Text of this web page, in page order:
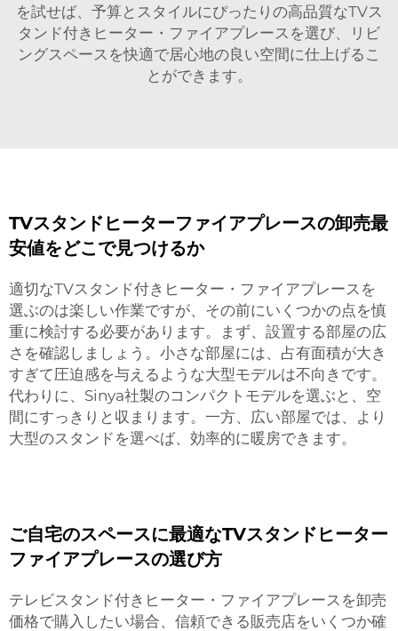
を試せば、予算とスタイルにぴったりの高品質なTVス
タンド付きヒーター・ファイアプレースを選び、リビ
ングスペースを快適で居心地の良い空間に仕上げるこ
とができます。
TVスタンドヒーターファイアプレースの卸売最
安値をどこで見つけるか
適切なTVスタンド付きヒーター・ファイアプレースを
選ぶのは楽しい作業ですが、その前にいくつかの点を慎
重に検討する必要があります。まず、設置する部屋の広
さを確認しましょう。小さな部屋には、占有面積が大き
すぎて圧迫感を与えるような大型モデルは不向きです。
代わりに、Sinya社製のコンパクトモデルを選ぶと、空
間にすっきりと収まります。一方、広い部屋では、より
大型のスタンドを選べば、効率的に暖房できます。
ご自宅のスペースに最適なTVスタンドヒーター
ファイアプレースの選び方
テレビスタンド付きヒーター・ファイアプレースを卸売
価格で購入したい場合、信頼できる販売店をいくつか確